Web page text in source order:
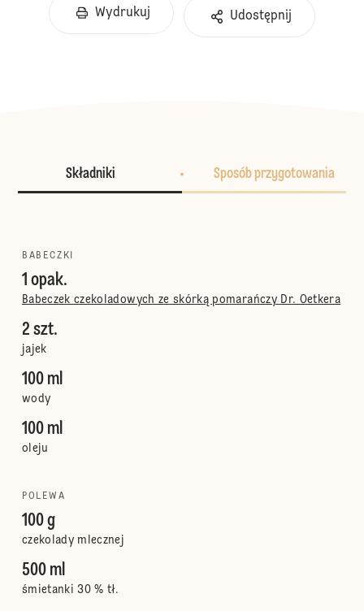
Wydrukuj Udostępnij
Składniki Sposób przygotowania
BABECZKI
1 opak.
Babeczek czekoladowych ze skórką pomarańczy Dr. Oetkera
2 szt.
jajek
100 ml
wody
100 ml
oleju
POLEWA
100 g
czekolady mlecznej
500 ml
śmietanki 30 % tł.